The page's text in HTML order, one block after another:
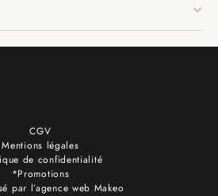
CGV
Mentions légales
de confidentialité
*Promotions
par l’agence web Makeo